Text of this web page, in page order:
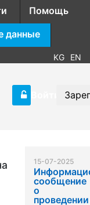
Помощь
данные
KG EN
15-07-2025
сообщение
о
проведении